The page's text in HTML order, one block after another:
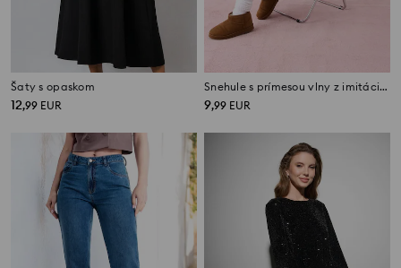
Šaty s opaskom
12,99 EUR
Snehule s prímesou vlny z imitácie semišu
9,99 EUR